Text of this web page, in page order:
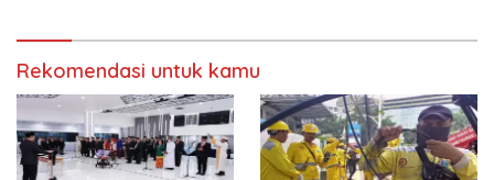
Rekomendasi untuk kamu